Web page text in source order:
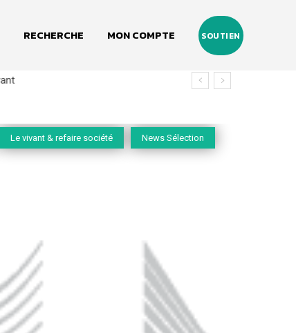
RECHERCHE MON COMPTE SOUTIEN
Le vivant & refaire société News Sélection